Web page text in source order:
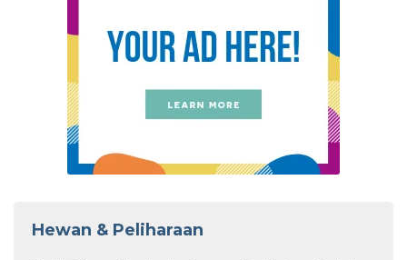
Hewan & Peliharaan